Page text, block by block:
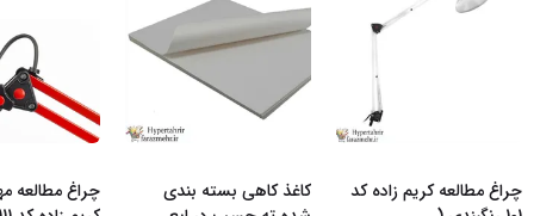
چراغ مطالعه کریم زاده کد
کاغذ کاهی بسته بندی
چراغ مطالعه